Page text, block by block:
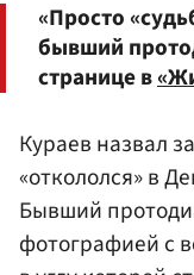
«Просто
бывший
странице в
Кураев назвал
«откололся» в
Бывший
фотографией с